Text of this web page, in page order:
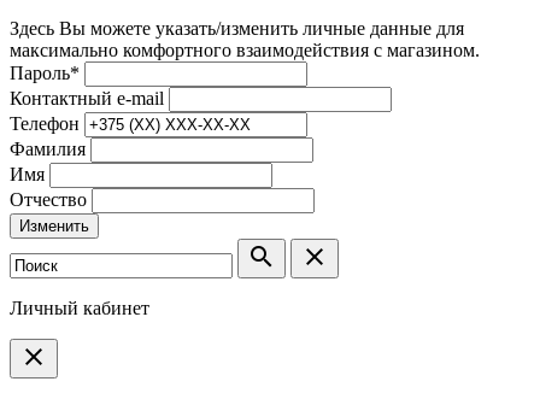
Здесь Вы можете указать/изменить личные данные для
максимально комфортного взаимодействия с магазином.
Пароль*
Контактный e-mail
Телефон
Фамилия
Имя
Отчество
Изменить
search clear
Личный кабинет
clear